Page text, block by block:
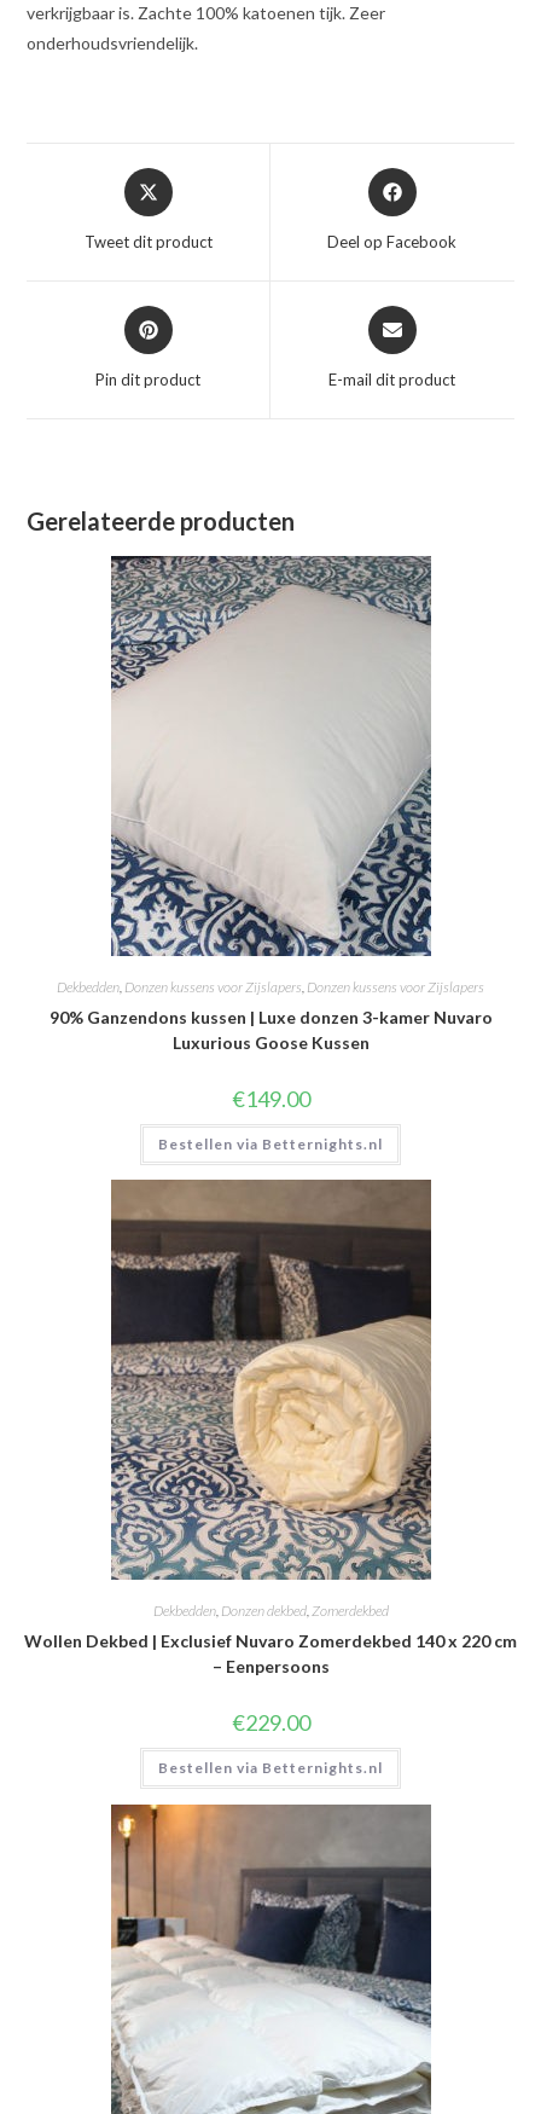
verkrijgbaar is. Zachte 100% katoenen tijk. Zeer
onderhoudsvriendelijk.
Opent
in
nieuw
Tweet dit product
Opent
in
nieuw
Deel op Facebook
Opent
in
nieuw
Pin dit product
Opent
in
nieuw
E-mail dit product
Gerelateerde producten
Dekbedden Donzen kussens voor Zijslapers Donzen kussens voor Zijslapers
90% Ganzendons kussen | Luxe donzen 3-kamer Nuvaro
Luxurious Goose Kussen
€149.00
Bestellen via Betternights.nl
Dekbedden, Donzen dekbed,Zomerdekbed
Wollen Dekbed | Exclusief Nuvaro Zomerdekbed 140 x 220 cm
– Eenpersoons
€229.00
Bestellen via Betternights.nl